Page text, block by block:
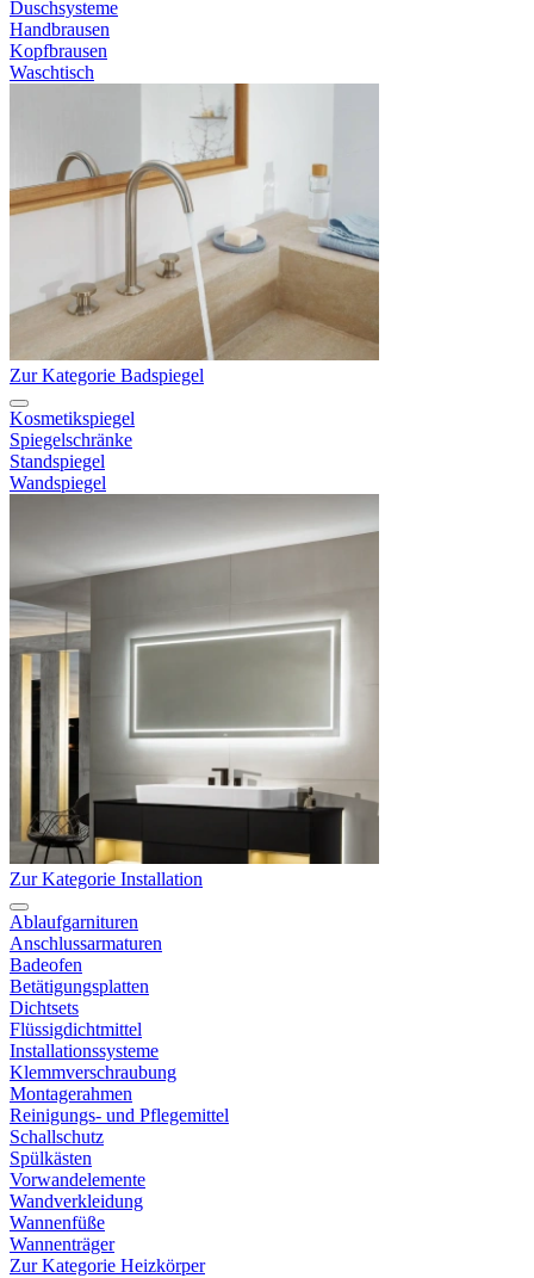
Duschsysteme
Handbrausen
Kopfbrausen
Waschtisch
Zur Kategorie Badspiegel
Kosmetikspiegel
Spiegelschränke
Standspiegel
Wandspiegel
Zur Kategorie Installation
Ablaufgarnituren
Anschlussarmaturen
Badeofen
Betätigungsplatten
Dichtsets
Flüssigdichtmittel
Installationssysteme
Klemmverschraubung
Montagerahmen
Reinigungs- und Pflegemittel
Schallschutz
Spülkästen
Vorwandelemente
Wandverkleidung
Wannenfüße
Wannenträger
Zur Kategorie Heizkörper